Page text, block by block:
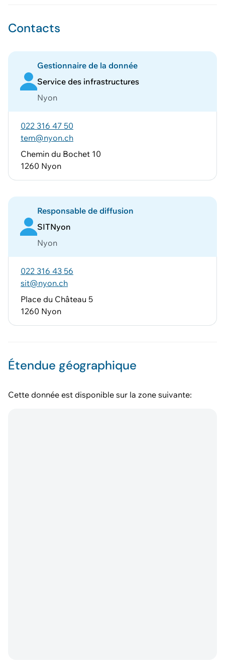
Contacts
Gestionnaire de la donnée
Service des infrastructures
Nyon
022 316 47 50
tem@nyon.ch
Chemin du Bochet 10
1260 Nyon
Responsable de diffusion
SITNyon
Nyon
022 316 43 56
sit@nyon.ch
Place du Château 5
1260 Nyon
Étendue géographique
Cette donnée est disponible sur la zone suivante:
Voir le panier